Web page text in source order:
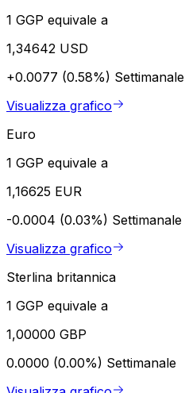
1 GGP equivale a
1,34642 USD
+0.0077 (0.58%) Settimanale
Visualizza grafico
Euro
1 GGP equivale a
1,16625 EUR
-0.0004 (0.03%) Settimanale
Visualizza grafico
Sterlina britannica
1 GGP equivale a
1,00000 GBP
0.0000 (0.00%) Settimanale